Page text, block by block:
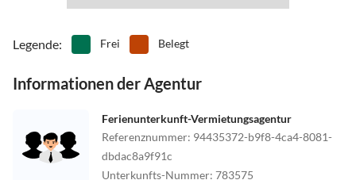
Legende: Frei Belegt
Informationen der Agentur
Ferienunterkunft-Vermietungsagentur
Referenznummer: 94435372-b9f8-4ca4-8081-
dbdac8a9f91c
Unterkunfts-Nummer: 783575